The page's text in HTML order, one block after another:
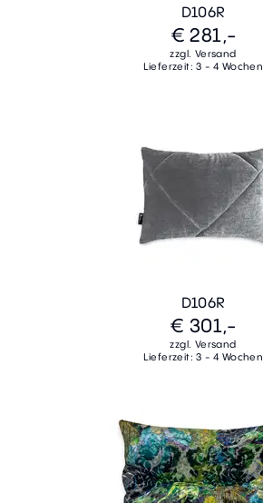
D106R
€ 281,-
zzgl. Versand
Lieferzeit: 3 - 4 Wochen
D106R
€ 301,-
zzgl. Versand
Lieferzeit: 3 - 4 Wochen